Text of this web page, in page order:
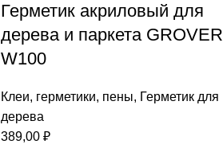
Герметик акриловый для
дерева и паркета GROVER
W100
Клеи, герметики, пены, Герметик для
дерева
389,00 ₽